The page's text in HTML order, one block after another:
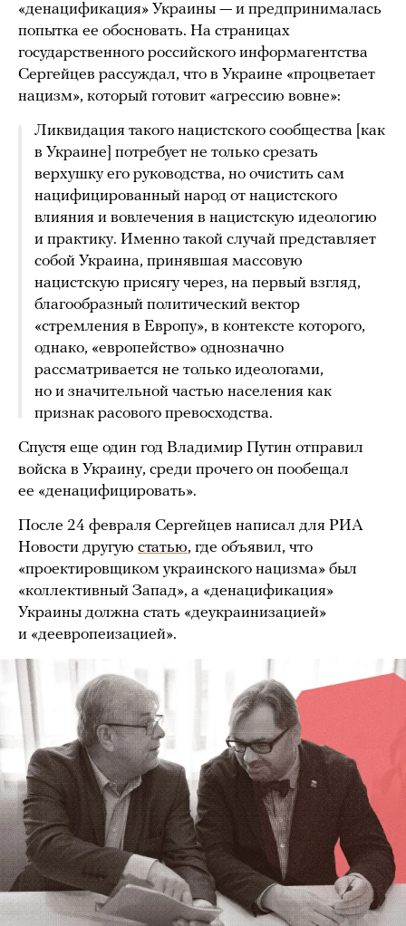
«денацификация» Украины — и предпринималась
попытка ее обосновать. На страницах
государственного российского информагентства
Сергейцев рассуждал, что в Украине «процветает
нацизм», который готовит «агрессию вовне»:
Ликвидация такого нацистского сообщества [как
в Украине] потребует не только срезать
верхушку его руководства, но очистить сам
нацифицированный народ от нацистского
влияния и вовлечения в нацистскую идеологию
и практику. Именно такой случай представляет
собой Украина, принявшая массовую
нацистскую присягу через, на первый взгляд,
благообразный политический вектор
«стремления в Европу», в контексте которого,
однако, «европейство» однозначно
рассматривается не только идеологами,
но и значительной частью населения как
признак расового превосходства.
Спустя еще один год Владимир Путин отправил
войска в Украину, среди прочего он пообещал
ее «денацифицировать».
После 24 февраля Сергейцев написал для РИА
Новости другую статью, где объявил, что
«проектировщиком украинского нацизма» был
«коллективный Запад», а «денацификация»
Украины должна стать «деукраинизацией»
и «деевропеизацией».